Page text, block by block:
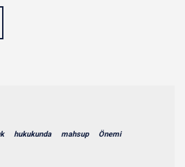
hukukunda mahsup Önemi